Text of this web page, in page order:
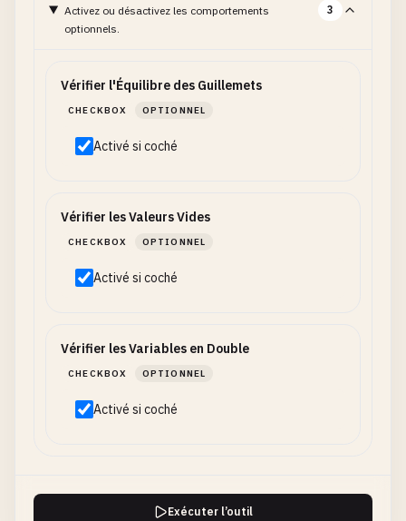
Activez ou désactivez les comportements
optionnels.
3
Vérifier l'Équilibre des Guillemets
CHECKBOX OPTIONNEL
Activé si coché
Vérifier les Valeurs Vides
CHECKBOX OPTIONNEL
Activé si coché
Vérifier les Variables en Double
CHECKBOX OPTIONNEL
Activé si coché
Exécuter l’outil